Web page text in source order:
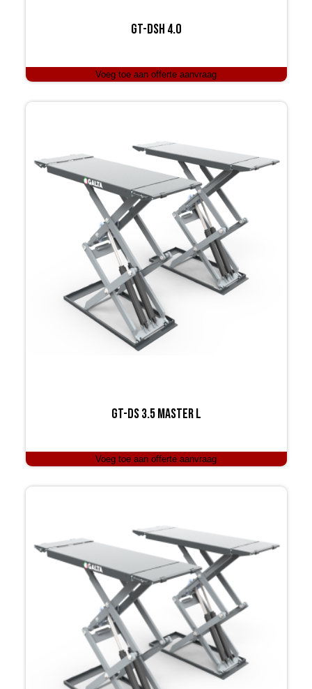
GT-DSH 4.0
Voeg toe aan offerte aanvraag
GT-DS 3.5 Master L
Voeg toe aan offerte aanvraag